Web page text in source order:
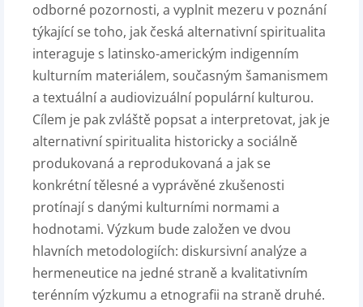
odborné pozornosti, a vyplnit mezeru v poznání
týkající se toho, jak česká alternativní spiritualita
interaguje s latinsko-americkým indigenním
kulturním materiálem, současným šamanismem
a textuální a audiovizuální populární kulturou.
Cílem je pak zvláště popsat a interpretovat, jak je
alternativní spiritualita historicky a sociálně
produkovaná a reprodukovaná a jak se
konkrétní tělesné a vyprávěné zkušenosti
protínají s danými kulturními normami a
hodnotami. Výzkum bude založen ve dvou
hlavních metodologiích: diskursivní analýze a
hermeneutice na jedné straně a kvalitativním
terénním výzkumu a etnografii na straně druhé.